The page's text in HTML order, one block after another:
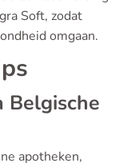
Soft, zodat
omgaan.
Belgische
apotheken,